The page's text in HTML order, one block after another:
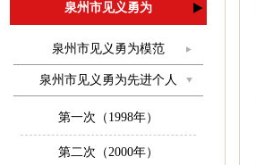
泉州市见义勇为
泉州市见义勇为模范
泉州市见义勇为先进个人
第一次（1998年）
第二次（2000年）